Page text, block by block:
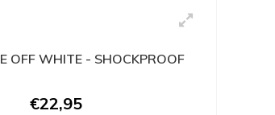
OFF WHITE - SHOCKPROOF
€22,95